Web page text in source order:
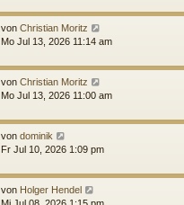
von Christian Moritz
Mo Jul 13, 2026 11:14 am
von Christian Moritz
Mo Jul 13, 2026 11:00 am
von dominik
Fr Jul 10, 2026 1:09 pm
von Holger Hendel